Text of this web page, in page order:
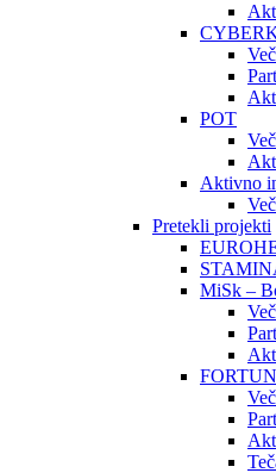
POT
Aktivno
Pretekli projekti
MiSk –